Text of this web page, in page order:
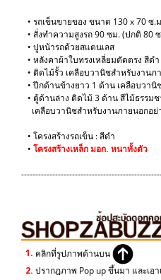
• รถเข็นขายของ ขนาด 130 x 70 ซ.
• สั่งทำความสูงรถ 90 ซม. (ปกติ 80
• ปูหน้ารถด้วยสแตนเลส
• หลังคาผ้าใบทรงเหลี่ยมตัดตรง สีด
• ติดไม้รั้ว เคลือบวานิชสำหรับงานภ
• ปีกด้านข้างยาว 1 ด้าน เคลือบวา
• ตู้ด้านล่าง ติดไม้ 3 ด้าน สีไม้ธรรม
เคลือบวานิชสำหรับงานภายนอกอย่
​• โครงสร้างรถเข็น : สีดำ
• โครงสร้างเหล็ก มอก. หนาทั้งตัว
1. คลิกที่รูปภาพด้านบน
2. ปรากฎภาพ Pop up ขึ้นมา และเอ